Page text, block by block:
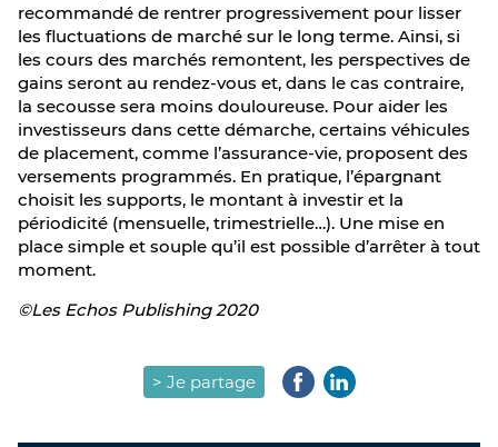
recommandé de rentrer progressivement pour lisser
les fluctuations de marché sur le long terme. Ainsi, si
les cours des marchés remontent, les perspectives de
gains seront au rendez-vous et, dans le cas contraire,
la secousse sera moins douloureuse. Pour aider les
investisseurs dans cette démarche, certains véhicules
de placement, comme l’assurance-vie, proposent des
versements programmés. En pratique, l’épargnant
choisit les supports, le montant à investir et la
périodicité (mensuelle, trimestrielle…). Une mise en
place simple et souple qu’il est possible d’arrêter à tout
moment.
©Les Echos Publishing 2020
> Je partage